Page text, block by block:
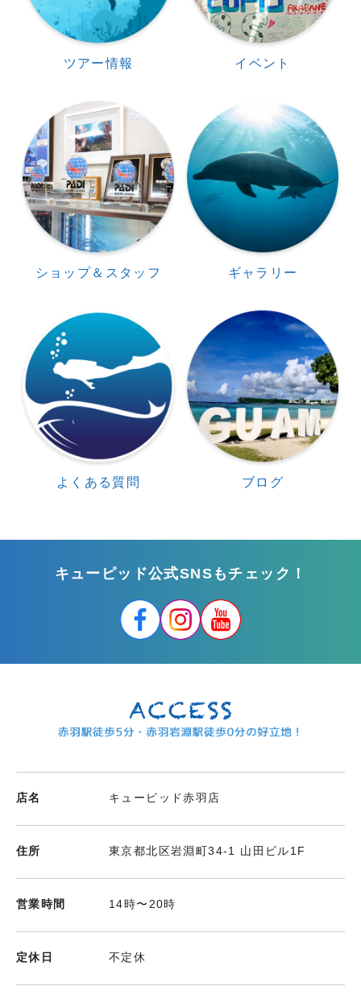
ツアー情報 イベント
ショップ＆スタッフ ギャラリー
よくある質問 ブログ
キューピッド公式SNSもチェック！
店名 キューピッド赤羽店
住所 東京都北区岩淵町34-1 山田ビル1F
営業時間 14時〜20時
定休日 不定休